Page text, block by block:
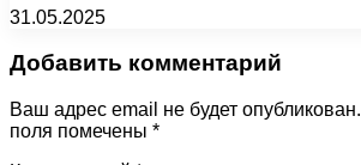
31.05.2025
Добавить комментарий
Ваш адрес email не будет опубликован.
поля помечены *